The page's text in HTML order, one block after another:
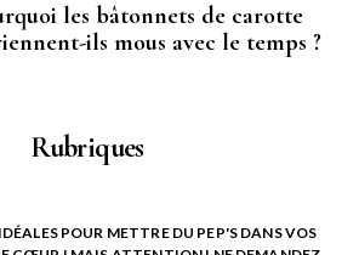
les bâtonnets de carotte
ils mous avec le temps ?
Rubriques
POUR METTRE DU PEP'S DANS VOS